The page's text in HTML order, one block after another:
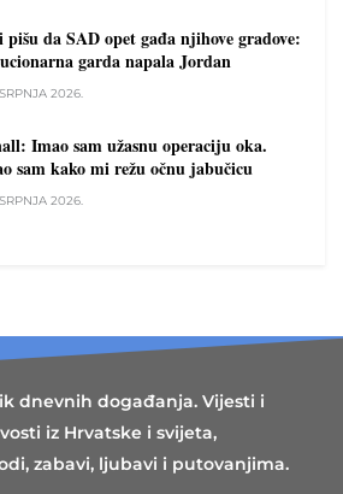
pišu da SAD opet gađa njihove gradove:
garda napala Jordan
2026.
Imao sam užasnu operaciju oka.
sam kako mi režu očnu jabučicu
2026.
dnevnih događanja. Vijesti i
iz Hrvatske i svijeta,
zabavi, ljubavi i putovanjima.